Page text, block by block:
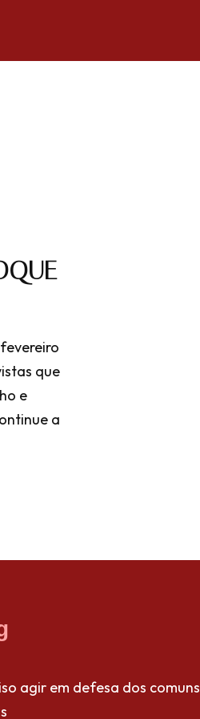
que
e
a
agir em defesa dos comuns